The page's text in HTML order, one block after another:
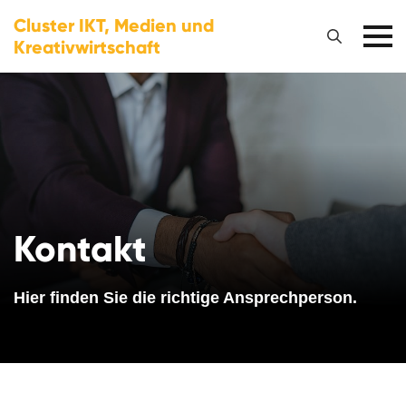
Cluster IKT, Medien und
Kreativwirtschaft
Kontakt
Hier finden Sie die richtige Ansprechperson.